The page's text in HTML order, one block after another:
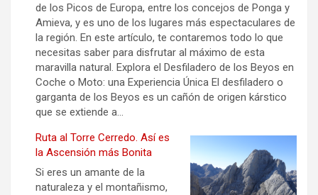
de los Picos de Europa, entre los concejos de Ponga y
Amieva, y es uno de los lugares más espectaculares de
la región. En este artículo, te contaremos todo lo que
necesitas saber para disfrutar al máximo de esta
maravilla natural. Explora el Desfiladero de los Beyos en
Coche o Moto: una Experiencia Única El desfiladero o
garganta de los Beyos es un cañón de origen kárstico
que se extiende a…
Ruta al Torre Cerredo. Así es
la Ascensión más Bonita
Si eres un amante de la
naturaleza y el montañismo,